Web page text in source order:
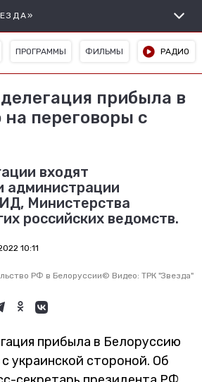
ПРОГРАММЫ ФИЛЬМЫ РАДИО
прибыла в
переговоры с
входят
администрации
Министерства
российских ведомств.
10:11
РФ в Белоруссии© Видео: ТРК "Звезда"
прибыла в Белоруссию
украинской стороной. Об